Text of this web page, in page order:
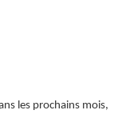
les prochains mois,